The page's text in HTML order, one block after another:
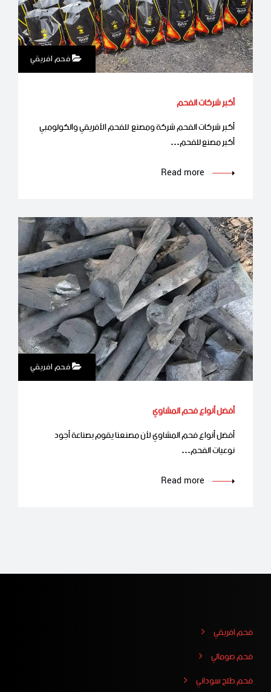
فحم افريقي
أكبر شركات الفحم
أكبر شركات الفحم شركة ومصنع للفحم الأفريقي والكولومبي
أكبر مصنع للفحم…
Read more
فحم افريقي
أفضل أنواع فحم المشاوي
أفضل أنواع فحم المشاوي لأن مصنعنا يقوم بصناعة أجود
نوعيات الفحم…
Read more
فحم افريقي
فحم صومالي
فحم طلح سوداني